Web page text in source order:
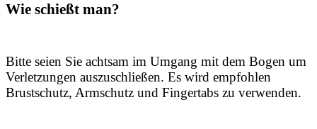
Wie schießt man?
Bitte seien Sie achtsam im Umgang mit dem Bogen um
Verletzungen auszuschließen. Es wird empfohlen
Brustschutz, Armschutz und Fingertabs zu verwenden.